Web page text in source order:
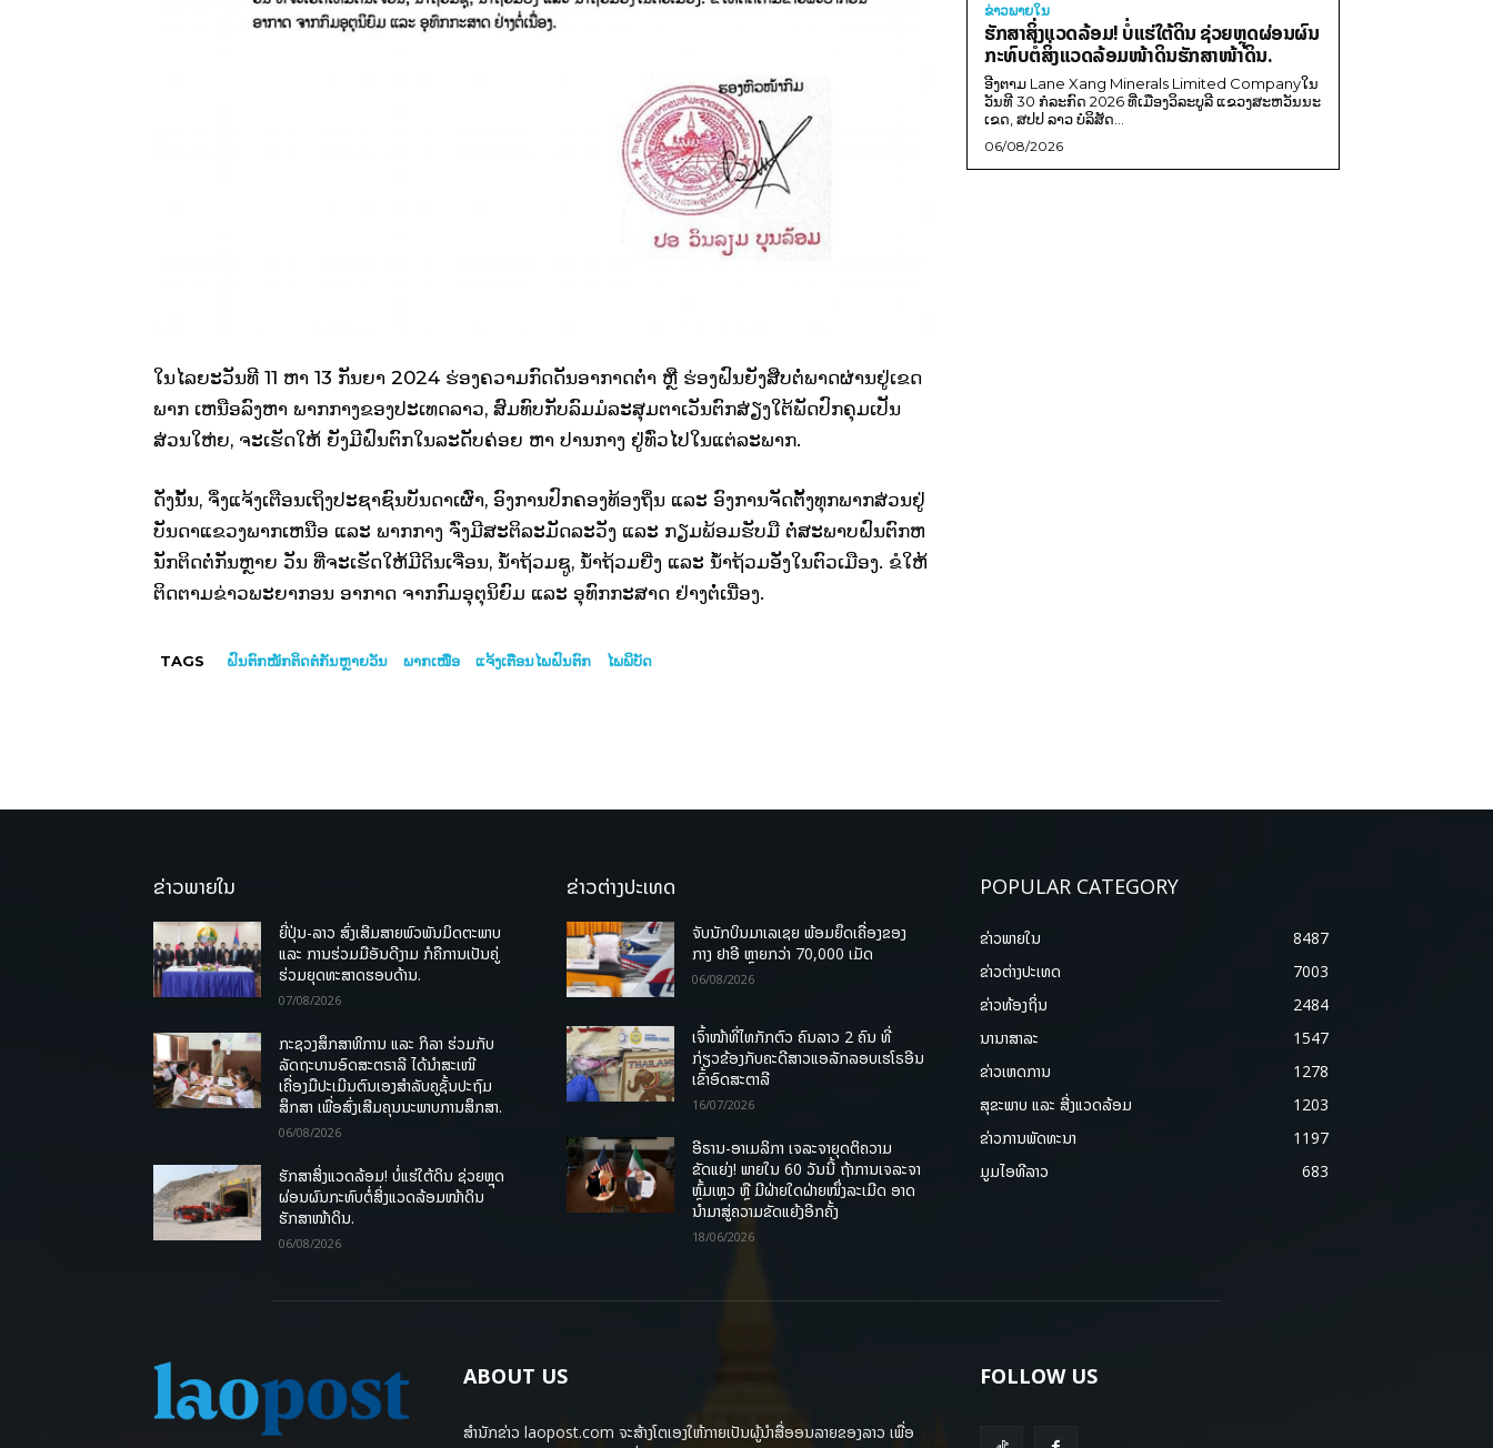
ໃນໄລຍະວັນທີ 11 ຫາ 13 ກັນຍາ 2024 ຮ່ອງຄວາມກົດດັນອາກາດຕໍ່າ ຫຼື ຮ່ອງຝົນຍັງສືບຕໍ່ພາດຜ່ານຢູ່ເຂດ
ພາກ ເຫນືອລົງຫາ ພາກກາງຂອງປະເທດລາວ, ສົມທົບກັບລົມມໍລະສຸມຕາເວັນຕົກສ່ຽງໃຕ້ພັດປົກຄຸມເປັນ
ສ່ວນໃຫ່ຍ, ຈະເຮັດໃຫ້ ຍັງມີຝົນຕົກໃນລະດັບຄ່ອຍ ຫາ ປານກາງ ຢູ່ທົ່ວໄປໃນແຕ່ລະພາກ.
ດັ່ງນັ້ນ, ຈຶ່ງແຈ້ງເຕືອນເຖິງປະຊາຊົນບັນດາເຜົ່າ, ອົງການປົກຄອງທ້ອງຖິ່ນ ແລະ ອົງການຈັດຕັ້ງທຸກພາກສ່ວນຢູ່
ບັນດາແຂວງພາກເຫນືອ ແລະ ພາກກາງ ຈົ່ງມີສະຕິລະມັດລະວັງ ແລະ ກຽມພ້ອມຮັບມື ຕໍ່ສະພາບຝົນຕົກຫ
ນັກຕິດຕໍ່ກັນຫຼາຍ ວັນ ທີ່ຈະເຮັດໃຫ້ມີດິນເຈື່ອນ, ນໍ້າຖ້ວມຊູ, ນໍ້າຖ້ວມຍີ່ງ ແລະ ນໍ້າຖ້ວມອັ່ງໃນຕົວເມືອງ. ຂໍໃຫ້
ຕິດຕາມຂ່າວພະຍາກອນ ອາກາດ ຈາກກົມອຸຕຸນິຍົມ ແລະ ອຸທົກກະສາດ ຢ່າງຕໍ່ເນື່ອງ.
TAGS ຝົນຕົກໜັກຕິດຕໍ່ກັນຫຼາຍວັນ ພາກເໜືອ ແຈ້ງເຕືອນໄພຝົນຕົກ ໄພພິບັດ
ຂ່າວພາຍ​ໃນ
ຮັກສາສິ່ງແວດລ້ອມ! ບໍ່ແຮ່ໃຕ້ດິນ ຊ່ວຍຫຼຸດຜ່ອນຜົນ
ກະທົບຕໍ່ສິ່ງແວດລ້ອມໜ້າດິນຮັກສາໜ້າດິນ.
ອີງຕາມ Lane Xang Minerals Limited Companyໃນ
ວັນທີ 30 ກໍລະກົດ 2026 ທີ່ເມືອງວິລະບູລີ ແຂວງສະຫວັນນະ
ເຂດ, ສປປ ລາວ ບໍລິສັດ...
06/08/2026
ຂ່າວພາຍໃນ
ຍີ່ປຸ່ນ-ລາວ ສົ່ງເສີມສາຍພົວພັນມິດຕະພາບ
ແລະ ການຮ່ວມມືອັນດີງາມ ກໍຄືການເປັນຄູ່
ຮ່ວມຍຸດທະສາດຮອບດ້ານ.
07/08/2026
ກະຊວງສຶກສາທິການ ແລະ ກິລາ ຮ່ວມກັບ
ລັດຖະບານອົດສະຕຣາລີ ໄດ້ນຳສະເໜີ
ເຄື່ອງມືປະເມີນຕົນເອງສຳລັບຄູຊັ້ນປະຖົມ
ສຶກສາ ເພື່ອສົ່ງເສີມຄຸນນະພາບການສຶກສາ.
06/08/2026
ຮັກສາສິ່ງແວດລ້ອມ! ບໍ່ແຮ່ໃຕ້ດິນ ຊ່ວຍຫຼຸດ
ຜ່ອນຜົນກະທົບຕໍ່ສິ່ງແວດລ້ອມໜ້າດິນ
ຮັກສາໜ້າດິນ.
06/08/2026
ຂ່າວຕ່າງປະເທດ
ຈັບນັກບິນມາເລເຊຍ ພ້ອມຍຶດເຄື່ອງຂອງ
ກາງ ຢາອີ ຫຼາຍກວ່າ 70,000 ເມັດ
06/08/2026
ເຈົ້າໜ້າທີ່ໄທກັກຕົວ ຄົນລາວ 2 ຄົນ ທີ່
ກ່ຽວຂ້ອງກັບຄະດີສາວແອລັກລອບເຮໂຣອີນ
ເຂົ້າອົດສະຕາລີ
16/07/2026
ອີຣານ-ອາເມລິກາ ເຈລະຈາຍຸດຕິຄວາມ
ຂັດແຍ່ງ! ພາຍໃນ 60 ວັນນີ້ ຖ້າການເຈລະຈາ
ຫຼົ້ມເຫຼວ ຫຼື ມີຝ່າຍໃດຝ່າຍໜຶ່ງລະເມີດ ອາດ
ນໍາມາສູ່ຄວາມຂັດແຍ້ງອີກຄັ້ງ
18/06/2026
POPULAR CATEGORY
ຂ່າວພາຍ​ໃນ
8487
ຂ່າວຕ່າງປະເທດ
7003
ຂ່າວທ້ອງຖິ່ນ
2484
ນານາສາລະ
1547
ຂ່າວເຫດການ
1278
ສຸຂະພາບ ແລະ ສີ່ງແວດລ້ອມ
1203
ຂ່າວການພັດທະນາ
1197
ມູມໄອທີລາວ
683
ABOUT US
ສຳນັກຂ່າວ laopost.com ຈະສ້າງໂຕເອງໃຫ້ກາຍເປັນຜູ້ນຳສື່ອອນລາຍຂອງລາວ ເພື່ອ
FOLLOW US